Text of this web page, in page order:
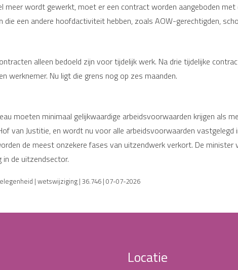
meer wordt gewerkt, moet er een contract worden aangeboden
een andere hoofdactiviteit hebben, zoals AOW-gerechtigden,
alleen bedoeld zijn voor tijdelijk werk. Na drie tijdelijke
werknemer. Nu ligt die grens nog op zes maanden.
moeten minimaal gelijkwaardige arbeidsvoorwaarden krijgen als
van Justitie, en wordt nu voor alle arbeidsvoorwaarden
de meest onzekere fases van uitzendwerk verkort. De minister
de uitzendsector.
| wetswijziging | 36.746 | 07-07-2026
Locatie